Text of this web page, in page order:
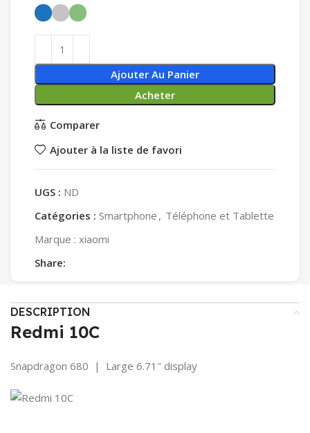
Ajouter Au Panier
Acheter
Comparer
Ajouter à la liste de favori
UGS : ND
Catégories : Smartphone , Téléphone et Tablette
Marque : xiaomi
Share:
DESCRIPTION
Redmi 10C
Snapdragon 680 | Large 6.71″ display